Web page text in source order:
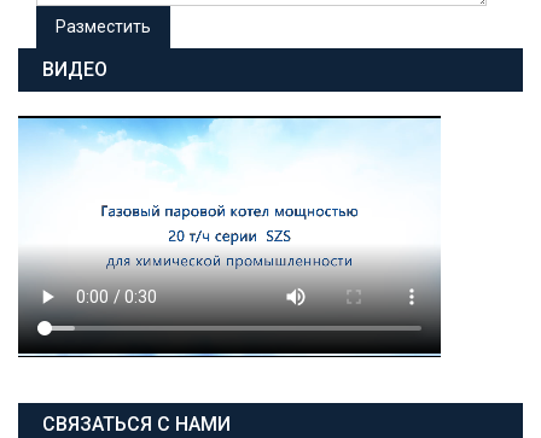
ВИДЕО
СВЯЗАТЬСЯ С НАМИ